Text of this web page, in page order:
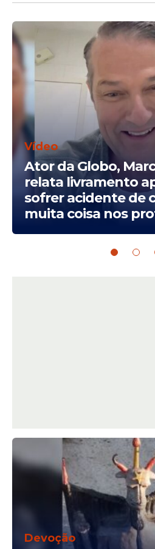
Vídeo
Ator da Globo,
relata livramento
sofrer acidente de
muita coisa nos
Devoção